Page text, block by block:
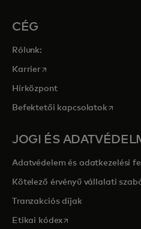
CÉG
Rólunk:
Karrieropens in a new tab
Hírközpont
Befektetői kapcsolatokopens
JOGI ÉS
Adatvédelem és adatkezelési
Kötelező érvényű vállalati
Tranzakciós díjak
Etikai kódexopens in a new tab